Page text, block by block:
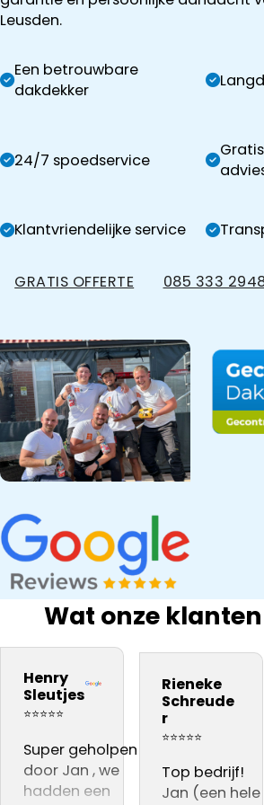
Leusden.
Een betrouwbare
dakdekker
24/7 spoedservice
Klantvriendelijke service
GRATIS OFFERTE 085 333
Wat onze
Henry
Sleutjes
⭐⭐⭐⭐⭐
Super geholpen
door Jan , we
hadden een
bedrijf na onze
daarom aan
iedereen
adviseren
Snel gewerkt.
kwaliteit.
Vooral dat
de
live gevolgd
kon worden
Rieneke
Schreude
r
⭐⭐⭐⭐⭐
Top bedrijf!
Jan (een hele
afgeleverd. Zij